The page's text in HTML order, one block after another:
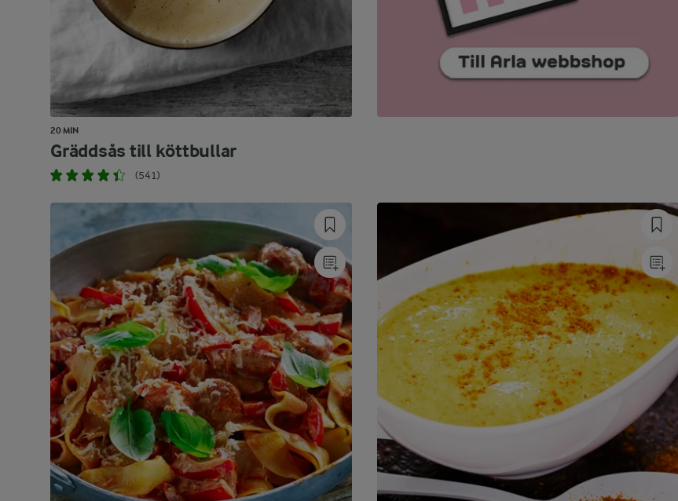
20 MIN
Gräddsås till köttbullar
(541)